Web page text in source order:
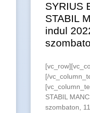
SYRIUS
STABIL
indul
[/
STABIL
szombaton,